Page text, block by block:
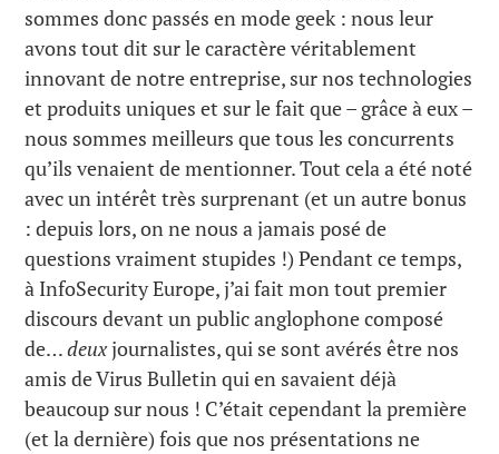
sommes donc passés en mode geek : nous leur
avons tout dit sur le caractère véritablement
innovant de notre entreprise, sur nos technologies
et produits uniques et sur le fait que – grâce à eux –
nous sommes meilleurs que tous les concurrents
qu’ils venaient de mentionner. Tout cela a été noté
avec un intérêt très surprenant (et un autre bonus
: depuis lors, on ne nous a jamais posé de
questions vraiment stupides !) Pendant ce temps,
à InfoSecurity Europe, j’ai fait mon tout premier
discours devant un public anglophone composé
de…deuxjournalistes, qui se sont avérés être nos
amis de Virus Bulletin qui en savaient déjà
beaucoup sur nous ! C’était cependant la première
(et la dernière) fois que nos présentations ne